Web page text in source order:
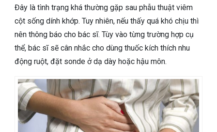
Đây là tình trạng khá thường gặp sau phẫu thuật viêm
cột sống dính khớp. Tuy nhiên, nếu thấy quá khó chịu thì
nên thông báo cho bác sĩ. Tùy vào từng trường hợp cụ
thể, bác sĩ sẽ cân nhắc cho dùng thuốc kích thích nhu
động ruột, đặt sonde ở dạ dày hoặc hậu môn.